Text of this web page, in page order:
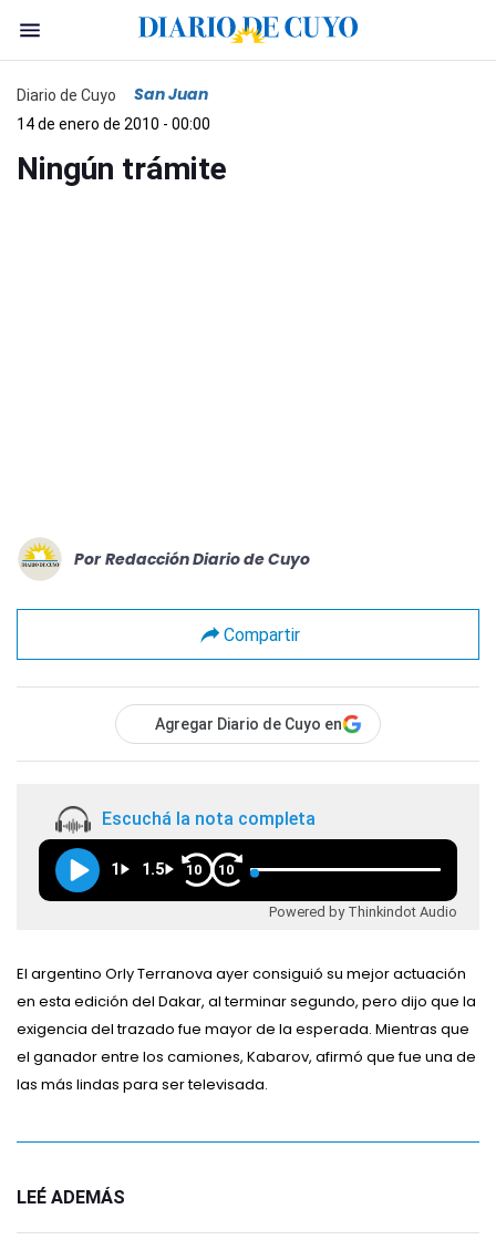
Diario de Cuyo San Juan
14 de enero de 2010 - 00:00
Ningún trámite
Por Redacción Diario de Cuyo
Compartir
Agregar Diario de Cuyo en
Escuchá la nota completa
1 1.5 10 10
Powered by Thinkindot Audio
El argentino Orly Terranova ayer consiguió su mejor actuación
en esta edición del Dakar, al terminar segundo, pero dijo que la
exigencia del trazado fue mayor de la esperada. Mientras que
el ganador entre los camiones, Kabarov, afirmó que fue una de
las más lindas para ser televisada.
LEÉ ADEMÁS